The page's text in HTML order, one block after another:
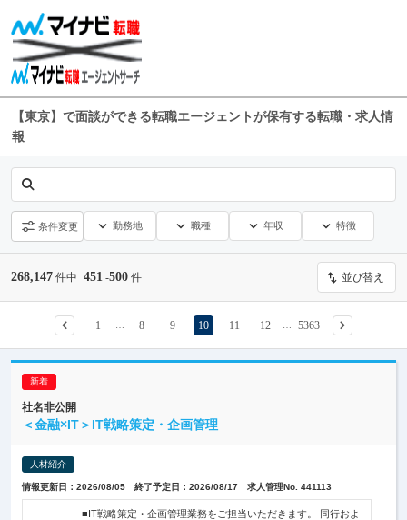
【東京】で面談ができる転職エージェントが保有する転職・求人情
報
条件変更 勤務地 職種 年収 特徴
268,147 件中 451 -500 件 並び替え
1 8 9 10 11 12 5363
社名非公開
＜金融×IT＞IT戦略策定・企画管理
人材紹介
情報更新日：2026/08/05 終了予定日：2026/08/17 求人管理No. 441113
■IT戦略策定・企画管理業務をご担当いただきます。 同行およ